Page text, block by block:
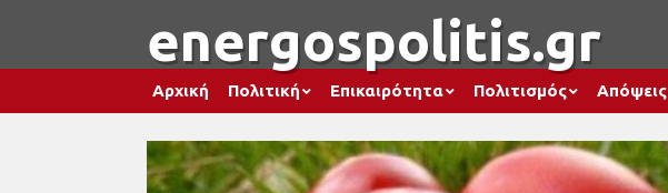
energospolitis.gr
Αρχική Πολιτική Επικαιρότητα Πολιτισμός Απόψεις